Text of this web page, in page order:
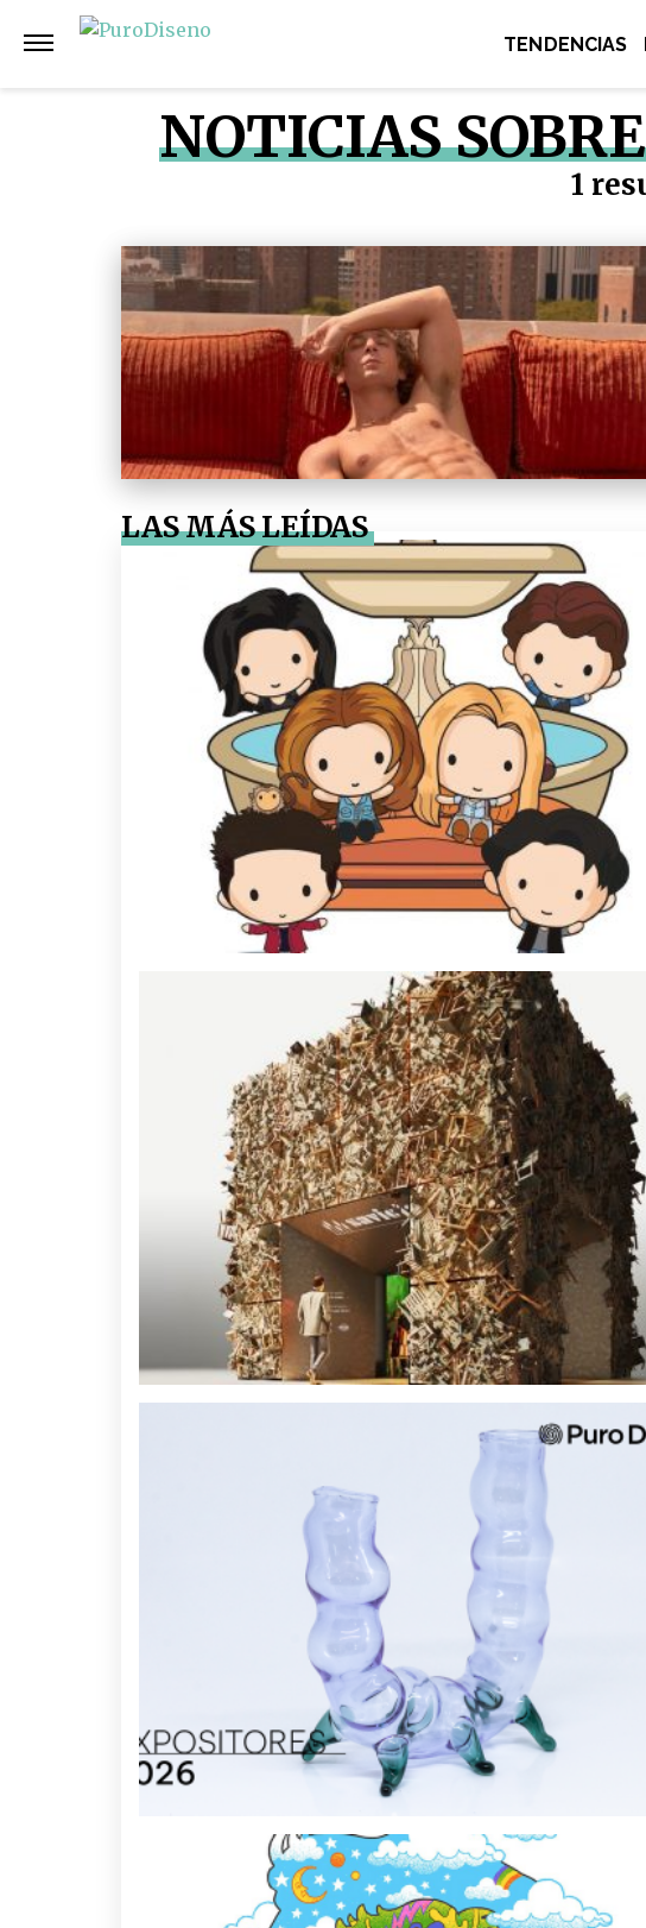
TENDENCIAS
NOTICIAS
1
LAS MÁS LEÍDAS